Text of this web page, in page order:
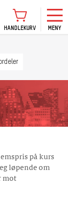
HANDLEKURV MENY
Mine
Kurs
på kurs
løpende om
mot